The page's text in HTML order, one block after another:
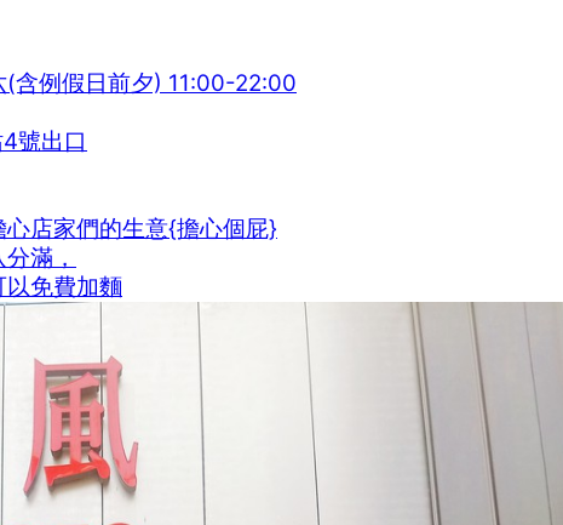
含例假日前夕) 11:00-22:00
號出口
店家們的生意{擔心個屁}
滿，
以免費加麵